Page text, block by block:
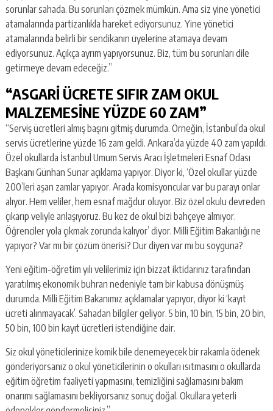
sorunlar sahada. Bu sorunları çözmek mümkün. Ama siz yine yönetici
atamalarında partizanlıkla hareket ediyorsunuz. Yine yönetici
atamalarında belirli bir sendikanın üyelerine atamaya devam
ediyorsunuz. Açıkça ayrım yapıyorsunuz. Biz, tüm bu sorunları dile
getirmeye devam edeceğiz.”
“ASGARİ ÜCRETE SIFIR ZAM OKUL
MALZEMESİNE YÜZDE 60 ZAM”
“Serviş ücretleri almış başını gitmiş durumda. Örneğin, İstanbul’da okul
servis ücretlerine yüzde 16 zam geldi. Ankara’da yüzde 40 zam yapıldı.
Özel okullarda İstanbul Umum Servis Aracı İşletmeleri Esnaf Odası
Başkanı Günhan Sunar açıklama yapıyor. Diyor ki, ‘Özel okullar yüzde
200’leri aşan zamlar yapıyor. Arada komisyoncular var bu parayı onlar
alıyor. Hem veliler, hem esnaf mağdur oluyor. Biz özel okulu devreden
çıkarıp veliyle anlaşıyoruz. Bu kez de okul bizi bahçeye almıyor.
Öğrenciler yola çıkmak zorunda kalıyor’ diyor. Milli Eğitim Bakanlığı ne
yapıyor? Var mı bir çözüm önerisi? Dur diyen var mı bu soyguna?
Yeni eğitim-öğretim yılı velilerimiz için bizzat iktidarınız tarafından
yaratılmış ekonomik buhran nedeniyle tam bir kabusa dönüşmüş
durumda. Milli Eğitim Bakanımız açıklamalar yapıyor, diyor ki ‘kayıt
ücreti alınmayacak’. Sahadan bilgiler geliyor. 5 bin, 10 bin, 15 bin, 20 bin,
50 bin, 100 bin kayıt ücretleri istendiğine dair.
Siz okul yöneticilerinize komik bile denemeyecek bir rakamla ödenek
gönderiyorsanız o okul yöneticilerinin o okulları ısıtmasını o okullarda
eğitim öğretim faaliyeti yapmasını, temizliğini sağlamasını bakım
onarımı sağlamasını bekliyorsanız sonuç doğal. Okullara yeterli